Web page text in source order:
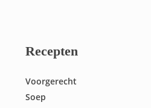
Recepten
Voorgerecht
Soep